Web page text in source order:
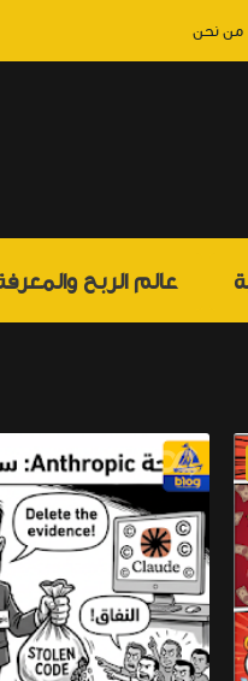
من نحن
عالم الربح